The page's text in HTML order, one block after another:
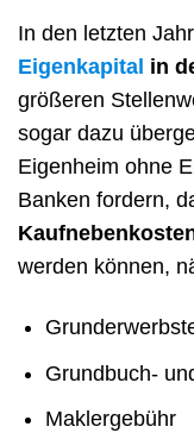
In den letzten
Eigenkapital in
größeren
sogar dazu
Eigenheim ohne
Banken fordern,
werden können,
Grundbuch-
Maklergebühr